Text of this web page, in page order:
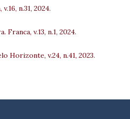
n.31, 2024.
v.13, n.1, 2024.
Horizonte, v.24, n.41, 2023.